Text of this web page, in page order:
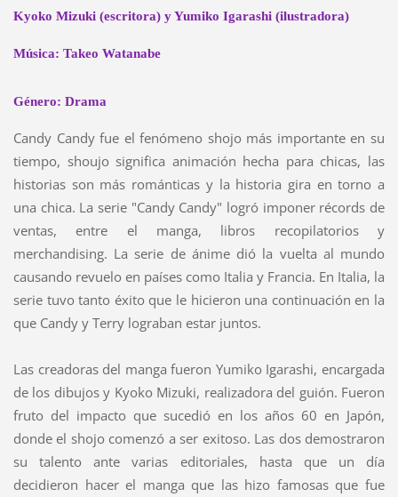
Kyoko Mizuki (escritora) y Yumiko Igarashi (ilustradora)
Música: Takeo Watanabe
Género: Drama
Candy Candy fue el fenómeno shojo más importante en su
tiempo, shoujo significa animación hecha para chicas, las
historias son más románticas y la historia gira en torno a
una chica. La serie "Candy Candy" logró imponer récords de
ventas, entre el manga, libros recopilatorios y
merchandising. La serie de ánime dió la vuelta al mundo
causando revuelo en países como Italia y Francia. En Italia, la
serie tuvo tanto éxito que le hicieron una continuación en la
que Candy y Terry lograban estar juntos.
Las creadoras del manga fueron Yumiko Igarashi, encargada
de los dibujos y Kyoko Mizuki, realizadora del guión. Fueron
fruto del impacto que sucedió en los años 60 en Japón,
donde el shojo comenzó a ser exitoso. Las dos demostraron
su talento ante varias editoriales, hasta que un día
decidieron hacer el manga que las hizo famosas que fue